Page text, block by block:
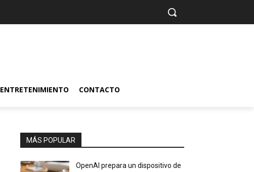
ENTRETENIMIENTO CONTACTO
MÁS POPULAR
OpenAI prepara un dispositivo de